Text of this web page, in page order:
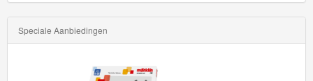
Speciale Aanbiedingen